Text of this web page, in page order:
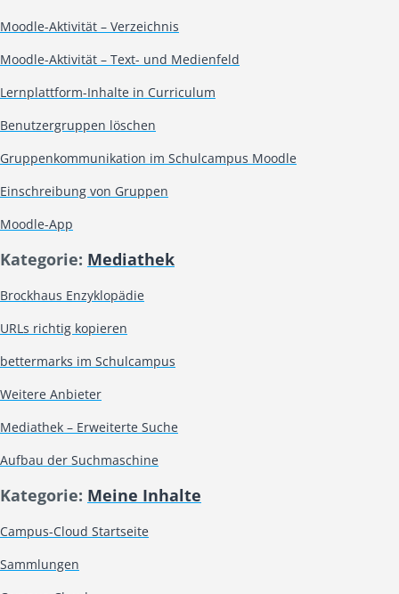
Moodle-Aktivität – Verzeichnis
Moodle-Aktivität – Text- und Medienfeld
Lernplattform-Inhalte in Curriculum
Benutzergruppen löschen
Gruppenkommunikation im Schulcampus Moodle
Einschreibung von Gruppen
Moodle-App
Kategorie: Mediathek
Brockhaus Enzyklopädie
URLs richtig kopieren
bettermarks im Schulcampus
Weitere Anbieter
Mediathek – Erweiterte Suche
Aufbau der Suchmaschine
Kategorie: Meine Inhalte
Campus-Cloud Startseite
Sammlungen